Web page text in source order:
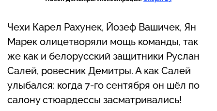
Чехи Карел Рахунек, Йозеф Вашичек, Ян
Марек олицетворяли мощь команды, так
же как и белорусский защитники Руслан
Салей, ровесник Демитры. А как Салей
улыбался: когда 7-го сентября он шёл по
салону стюардессы засматривались!